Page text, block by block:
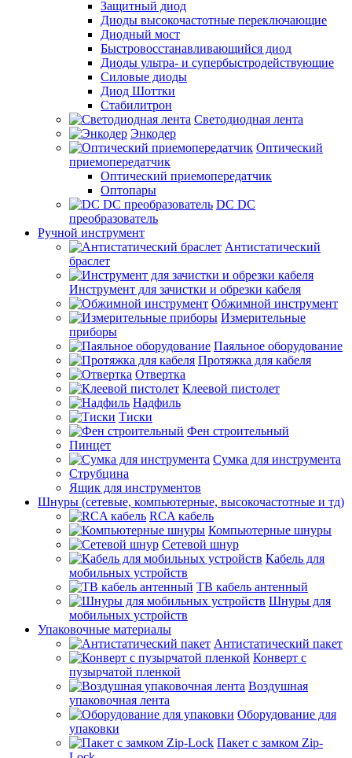
Защитный диод
Диоды высокочастотные переключающие
Диодный мост
Быстровосстанавливающийся диод
Диоды ультра- и супербыстродействующие
Силовые диоды
Диод Шоттки
Стабилитрон
Светодиодная лента
Энкодер
Оптический
приемопередатчик
Оптический приемопередатчик
Оптопары
DC DC
преобразователь
Ручной инструмент
Антистатический
браслет
Инструмент для зачистки и обрезки кабеля
Обжимной инструмент
Измерительные
приборы
Паяльное оборудование
Протяжка для кабеля
Отвертка
Клеевой пистолет
Надфиль
Тиски
Фен строительный
Пинцет
Сумка для инструмента
Струбцина
Ящик для инструментов
Шнуры (сетевые, компьютерные, высокочастотные и тд)
RCA кабель
Компьютерные шнуры
Сетевой шнур
Кабель для
мобильных устройств
ТВ кабель антенный
Шнуры для
мобильных устройств
Упаковочные материалы
Антистатический пакет
Конверт с
пузырчатой пленкой
Воздушная
упаковочная лента
Оборудование для
упаковки
Пакет с замком Zip-